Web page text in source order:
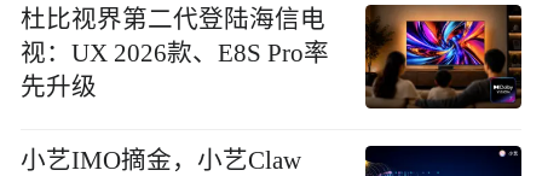
杜比视界第二代登陆海信电
视：UX 2026款、E8S Pro率
先升级
小艺IMO摘金，小艺Claw